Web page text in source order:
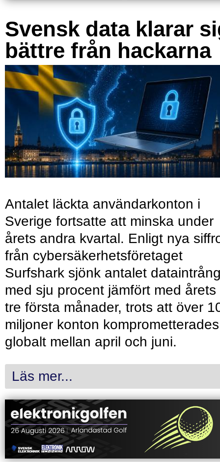
Svensk data klarar
bättre från hackarna
Antalet läckta användarkonton i
Sverige fortsatte att minska under
årets andra kvartal. Enligt nya
från cybersäkerhetsföretaget
Surfshark sjönk antalet
med sju procent jämfört med årets
tre första månader, trots att över
miljoner konton komprometterades
globalt mellan april och juni.
Läs mer...